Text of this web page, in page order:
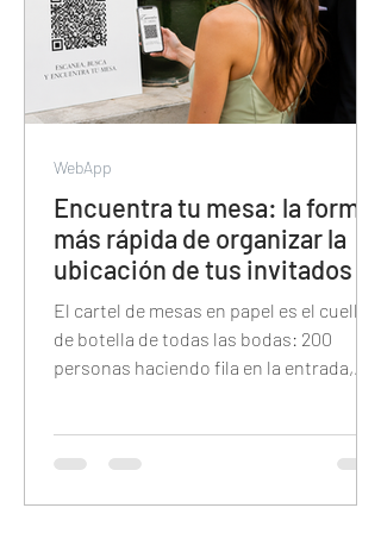
Encuentra tu mesa: la forma
más rápida de organizar la
ubicación de tus invitados
El cartel de mesas en papel es el cuello
de botella de todas las bodas: 200
personas haciendo fila en la entrada,
explica cómo reemplazarlo con un QR
nombre y encuentra su mesa en
WebApp